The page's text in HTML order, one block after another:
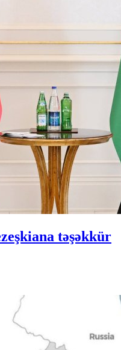
təşəkkür